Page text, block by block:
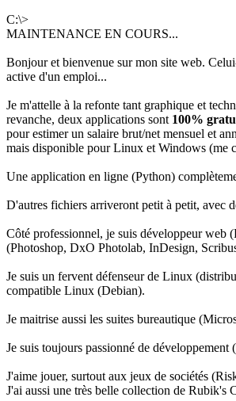
C:\>
MAINTENANCE EN COURS...
Bonjour et bienvenue sur mon site web.
active d'un emploi...
Je m'attelle à la refonte tant graphique et
revanche, deux applications sont 100%
pour estimer un salaire brut/net mensuel et
mais disponible pour Linux et Windows (me
Une application en ligne (Python)
D'autres fichiers arriveront petit à petit, avec
Côté professionnel, je suis développeur web
(Photoshop, DxO Photolab, InDesign,
Je suis un fervent défenseur de Linux
compatible Linux (Debian).
Je maitrise aussi les suites bureautique
Je suis toujours passionné de
J'aime jouer, surtout aux jeux de sociétés
J'ai aussi une très belle collection de Rubik's